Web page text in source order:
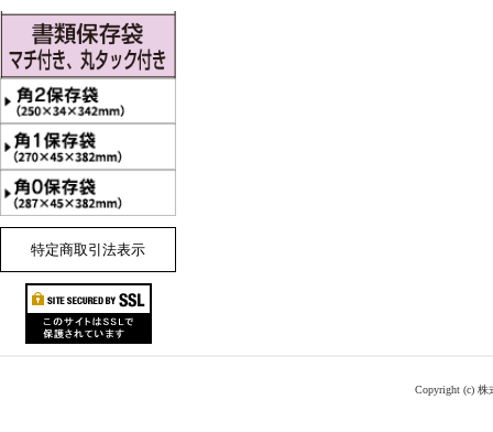
特定商取引法表示
Copyright (c)